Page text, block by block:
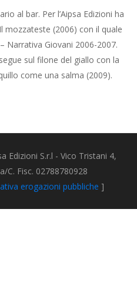
al bar. Per l’Aipsa Edizioni ha
mozzateste (2006) con il quale
Narrativa Giovani 2006-2007.
sul filone del giallo con la
come una salma (2009).
Edizioni S.r.l - Vico Tristani 4,
C. Fisc. 02788780928
erogazioni pubbliche ]